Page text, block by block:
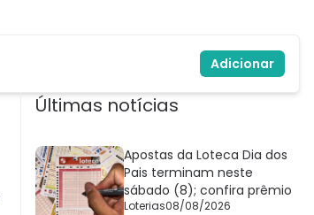
Adicionar
Últimas notícias
Apostas da Loteca Dia dos
Pais terminam neste
sábado (8); confira prêmio
Loterias08/08/2026